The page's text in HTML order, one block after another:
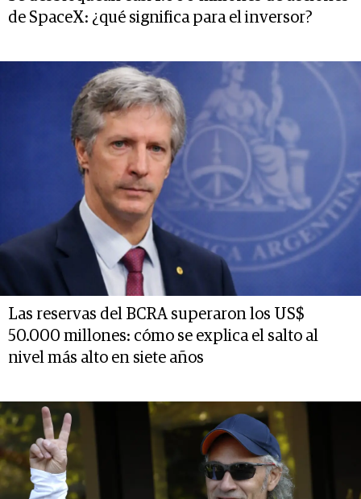
de SpaceX: ¿qué significa para el inversor?
Las reservas del BCRA superaron los US$
50.000 millones: cómo se explica el salto al
nivel más alto en siete años